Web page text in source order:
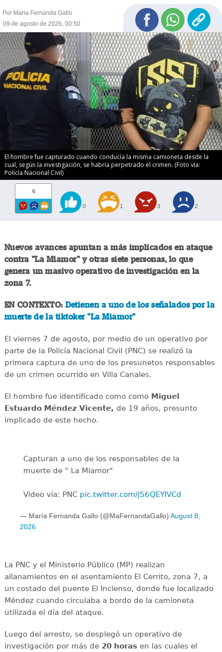
Por Maria Fernanda Gallo
09 de agosto de 2026, 00:50
El hombre fue capturado cuando conducía la misma camioneta desde la
cual, según la investigación, se habría perpetrado el crimen. (Foto vía:
Policía Nacional Civil)
6
0 1 3 2
Nuevos avances apuntan a más implicados en ataque
contra "La Miamor" y otras siete personas, lo que
genera un masivo operativo de investigación en la
zona 7.
EN CONTEXTO: Detienen a uno de los señalados por la
muerte de la tiktoker "La Miamor"
El viernes 7 de agosto, por medio de un operativo por
parte de la Policía Nacional Civil (PNC) se realizó la
primera captura de uno de los presunetos responsables
de un crimen ocurrido en Villa Canales.
El hombre fue identificado como comoMiguel
Estuardo Méndez Vicente, de 19 años, presunto
implicado de este hecho.
Capturan a uno de los responsables de la
muerte de " La Miamor"
Video vía: PNC pic.twitter.com/jS6QEYIVCd
— María Fernanda Gallo (@MaFernandaGallo) August 8,
2026
La PNC y el Ministerio Público (MP) realizan
allanamientos en el asentamiento El Cerrito, zona 7, a
un costado del puente El Incienso, donde fue localizado
Méndez cuando circulaba a bordo de la camioneta
utilizada el día del ataque.
Luego del arresto, se desplegó un operativo de
investigación por más de 20 horasen las cuales el